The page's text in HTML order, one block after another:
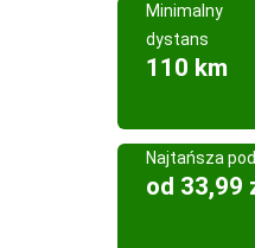
Minimalny
dystans
110 km
Najtańsza
od 33,99